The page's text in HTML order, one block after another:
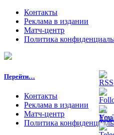
Контакты
Реклама в издании
Матч-центр
Политика
Перейти…
Контакты
Реклама в издании
Матч-центр
Политика